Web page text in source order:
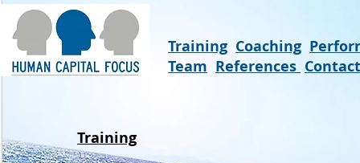
Training Coaching
Team References Contact
Training